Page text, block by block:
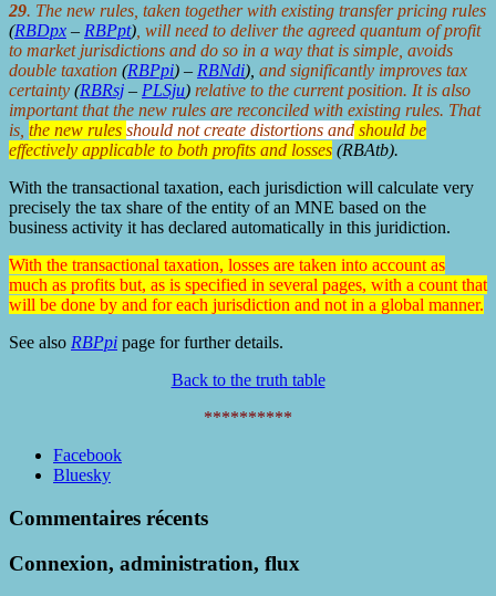
29. The new rules, taken together with existing transfer pricing rules
(RBDpx – RBPpt) , will need to deliver the agreed quantum of profit
to market jurisdictions and do so in a way that is simple, avoids
double taxation (RBPpi) – RBNdi), and significantly improves tax
certainty (RBRsj – PLSju) relative to the current position. It is also
important that the new rules are reconciled with existing rules. That
is, the new rules should not create distortions and should be
effectively applicable to both profits and losses (RBAtb).
With the transactional taxation, each jurisdiction will calculate very
precisely the tax share of the entity of an MNE based on the
business activity it has declared automatically in this juridiction.
With the transactional taxation, losses are taken into account as
much as profits but, as is specified in several pages, with a count that
will be done by and for each jurisdiction and not in a global manner.
See also RBPpi page for further details.
Back to the truth table
**********
Partager
"MNE
RBAtb"
Facebook
Bluesky
Commentaires récents
Connexion, administration, flux